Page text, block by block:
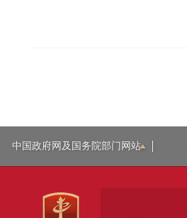
中国政府网及国务院部门网站